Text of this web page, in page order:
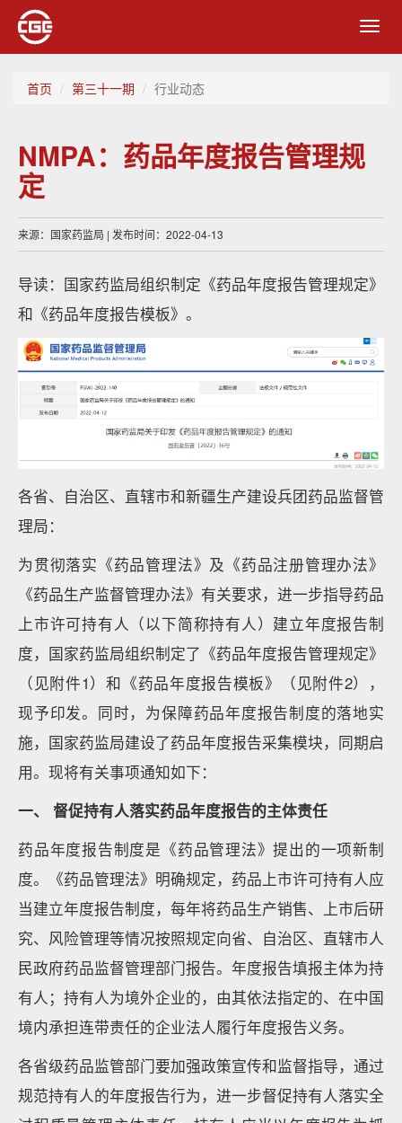
首页 第三十一期 行业动态
NMPA：药品年度报告管理规
定
来源：国家药监局 | 发布时间：2022-04-13
导读：国家药监局组织制定《药品年度报告管理规定》
和《药品年度报告模板》。
各省、自治区、直辖市和新疆生产建设兵团药品监督管
理局：
为贯彻落实《药品管理法》及《药品注册管理办法》
《药品生产监督管理办法》有关要求，进一步指导药品
上市许可持有人（以下简称持有人）建立年度报告制
度，国家药监局组织制定了《药品年度报告管理规定》
（见附件1）和《药品年度报告模板》（见附件2），
现予印发。同时，为保障药品年度报告制度的落地实
施，国家药监局建设了药品年度报告采集模块，同期启
用。现将有关事项通知如下：
一、 督促持有人落实药品年度报告的主体责任
药品年度报告制度是《药品管理法》提出的一项新制
度。《药品管理法》明确规定，药品上市许可持有人应
当建立年度报告制度，每年将药品生产销售、上市后研
究、风险管理等情况按照规定向省、自治区、直辖市人
民政府药品监督管理部门报告。年度报告填报主体为持
有人；持有人为境外企业的，由其依法指定的、在中国
境内承担连带责任的企业法人履行年度报告义务。
各省级药品监管部门要加强政策宣传和监督指导，通过
规范持有人的年度报告行为，进一步督促持有人落实全